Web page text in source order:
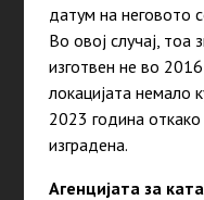
датум на неговото
Во овој случај, тоа
изготвен не во
локацијата немало
2023 година
изградена.
Агенцијата за